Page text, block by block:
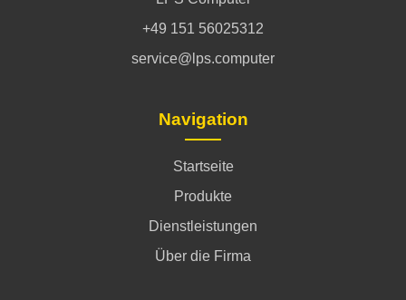
+49 151 56025312
service@lps.computer
Navigation
Startseite
Produkte
Dienstleistungen
Über die Firma